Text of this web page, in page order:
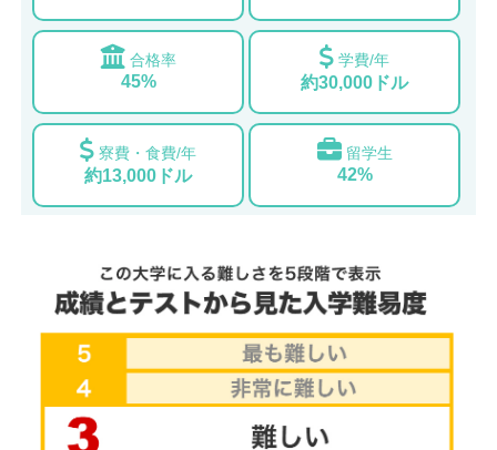
合格率
45%
学費/年
約30,000ドル
寮費・食費/年
約13,000ドル
留学生
42%